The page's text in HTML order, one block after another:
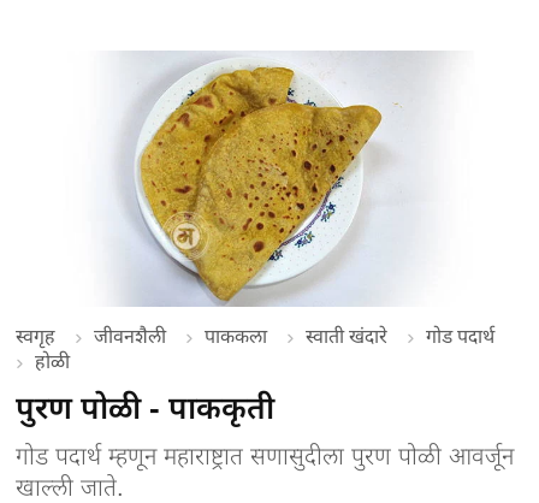
स्वगृह जीवनशैली पाककला स्वाती खंदारे
गोड पदार्थ
होळी
पुरण पोळी - पाककृती
गोड पदार्थ म्हणून महाराष्ट्रात सणासुदीला पुरण पोळी आवर्जून
खाल्ली जाते.